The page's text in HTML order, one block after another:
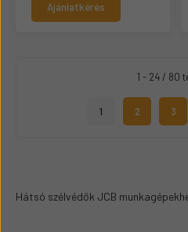
Ajánlatkérés
1 - 24 / 80
1 2 3
Hátsó szélvédők JCB